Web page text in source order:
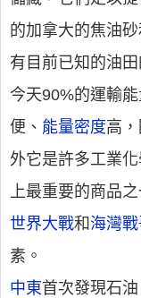
的加拿大的焦油
有目前已知的油田
今天90%的運輸
便、 能量密度高
外它是許多工業
上最重要的商品
世界大戰和 海灣
素。
中東首次發現石